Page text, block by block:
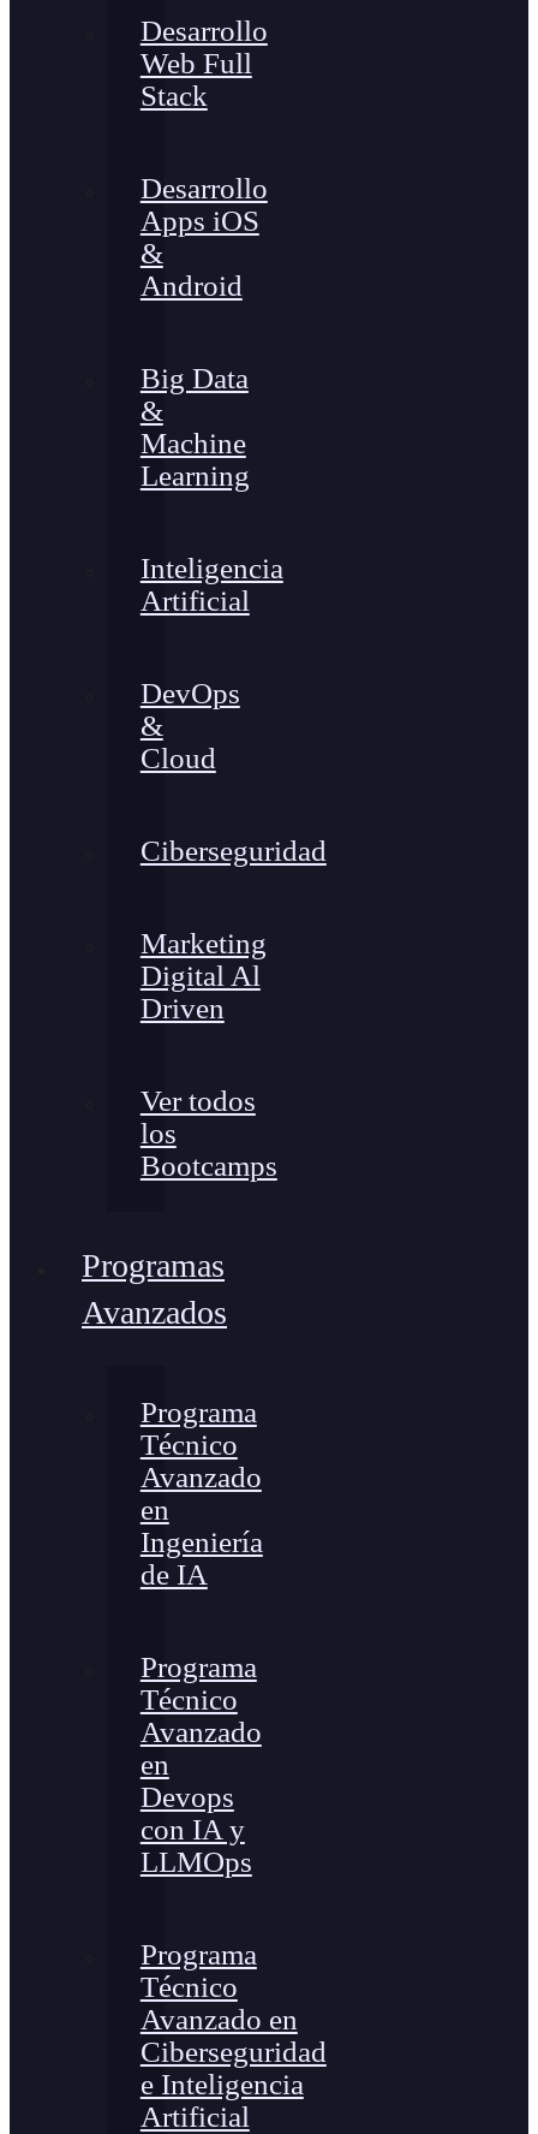
Desarrollo
Web Full
Stack
Desarrollo
Apps iOS
&
Android
Big Data
&
Machine
Learning
Inteligencia
Artificial
DevOps
&
Cloud
Ciberseguridad
Marketing
Digital Al
Driven
Ver todos
los
Bootcamps
Programas
Avanzados
Programa
Técnico
Avanzado
en
Ingeniería
de IA
Programa
Técnico
Avanzado
en
Devops
con IA y
LLMOps
Programa
Técnico
Avanzado en
Ciberseguridad
e Inteligencia
Artificial